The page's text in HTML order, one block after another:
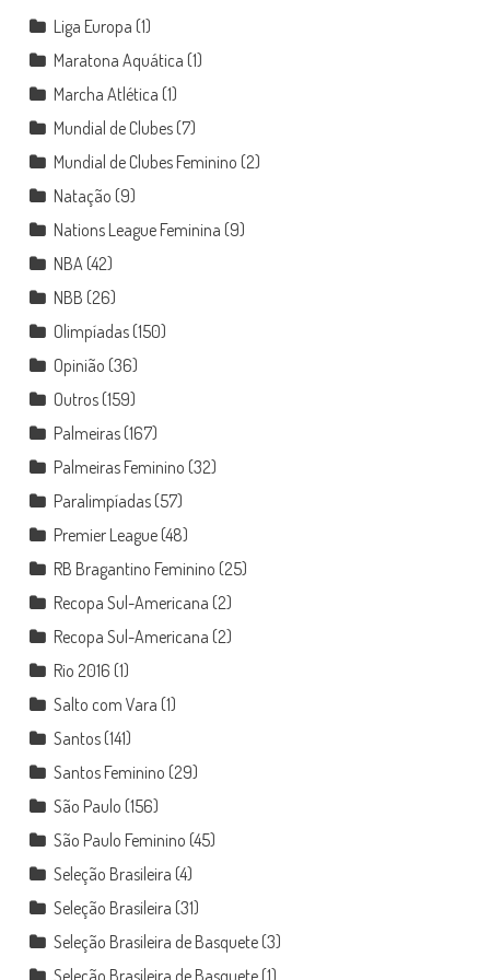
Liga Europa (1)
Maratona Aquática (1)
Marcha Atlética (1)
Mundial de Clubes(7)
Mundial de Clubes Feminino (2)
Natação (9)
Nations League Feminina (9)
NBA(42)
NBB (26)
Olimpíadas(150)
Opinião (36)
Outros(159)
Palmeiras(167)
Palmeiras Feminino (32)
Paralimpíadas(57)
Premier League(48)
RB Bragantino Feminino (25)
Recopa Sul-Americana (2)
Recopa Sul-Americana (2)
Rio 2016 (1)
Salto com Vara (1)
Santos(141)
Santos Feminino (29)
São Paulo (156)
São Paulo Feminino (45)
Seleção Brasileira (4)
Seleção Brasileira (31)
Seleção Brasileira de Basquete(3)